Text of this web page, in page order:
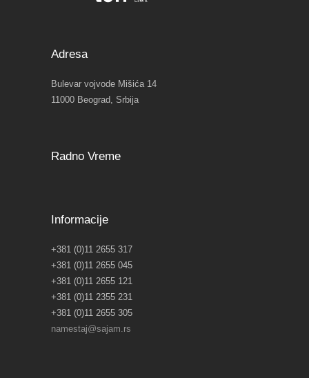
Adresa
Bulevar vojvode Mišića 14
11000 Beograd, Srbija
Radno Vreme
Informacije
+381 (0)11 2655 317
+381 (0)11 2655 045
+381 (0)11 2655 121
+381 (0)11 2355 231
+381 (0)11 2655 305
namestaj@sajam.rs